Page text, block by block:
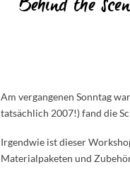
Am vergangenen Sonntag
tatsächlich 2007!) fand die
Irgendwie ist dieser
Materialpaketen und